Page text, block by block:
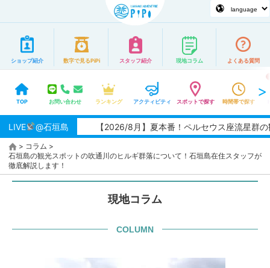
ショップ紹介 数字で見るPiPi スタッフ紹介 現地コラム よくある質問
TOP お問い合わせ ランキング アクティビティ スポットで探す 時間帯で探す
LIVE @石垣島 【2026/8月】夏本番！ペルセウス座流星群の観
> コラム >
石垣島の観光スポットの吹通川のヒルギ群落について！石垣島在住スタッフが
徹底解説します！
現地コラム
COLUMN